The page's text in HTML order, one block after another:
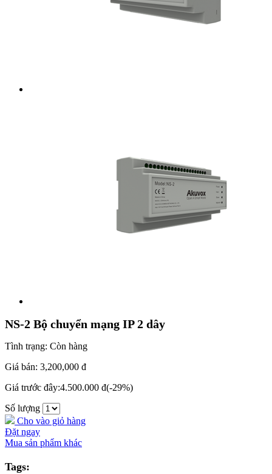
NS-2 Bộ chuyển mạng IP 2 dây
Tình trạng: Còn hàng
Giá bán: 3,200,000 đ
Giá trước đây:4.500.000 đ(-29%)
Số lượng
Cho vào giỏ hàng
Đặt ngay
Mua sản phẩm khác
Tags: